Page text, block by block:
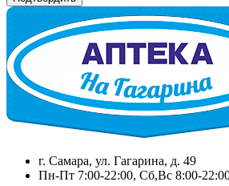
г. Самара, ул. Гагарина, д. 49
Пн-Пт 7:00-22:00, Сб,Вс 8:00-